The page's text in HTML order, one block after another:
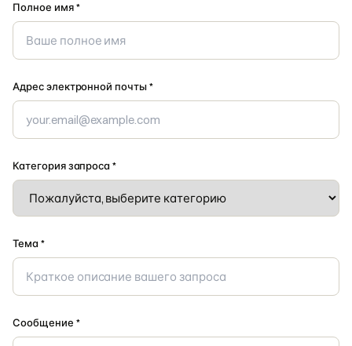
Полное имя *
Адрес электронной почты *
Категория запроса *
Тема *
Сообщение *